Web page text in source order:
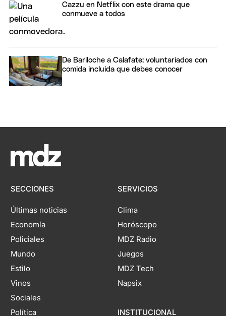
Cazzu en Netflix con este drama que
conmueve a todos
De Bariloche a Calafate: voluntariados con
comida incluida que debes conocer
SECCIONES
Últimas noticias
Economía
Policiales
Mundo
Estilo
Vinos
Sociales
Política
SERVICIOS
Clima
Horóscopo
MDZ Radio
Juegos
MDZ Tech
Napsix
INSTITUCIONAL